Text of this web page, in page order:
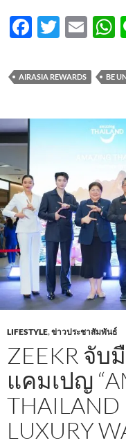
F
e
o
o
T
itt
E
ail
AIRASIA REWARDS BE
LIFESTYLE,ข่าวประชาสัมพันธ์
ZEEKR จับ
แคมเปญ
THAILAND
LUXURY